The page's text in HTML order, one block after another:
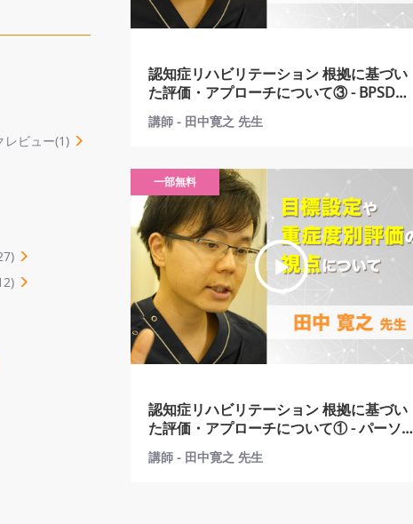
レビュー(1)
認知症リハビリテーション 根拠に基づい
た評価・アプローチについて③ - BPSDに
ついて -
講師 - 田中寛之 先生
一部無料
認知症リハビリテーション 根拠に基づい
た評価・アプローチについて① - パーソン
センタードケアと生活歴の重要性および
認知症リハビリテーションの目標設定や
講師 - 田中寛之 先生